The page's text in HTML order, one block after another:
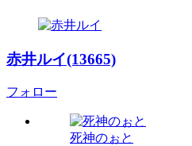
赤井ルイ(13665)
フォロー
死神のぉと